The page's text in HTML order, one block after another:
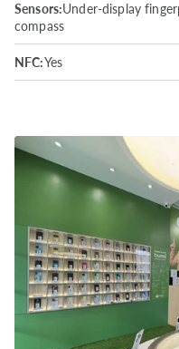
Sensors:Under-display
compass
NFC:Yes
USB:Type-C 2.0
Charging:65W wired charging
Li-Po 4500
Speaker:Stereo speakers
Video:4K@30fps,
Main Camera:
50 MP, f/1.8
MP, f/2.4 (macro)